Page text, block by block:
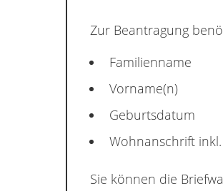
Zur Beantragung
Familienname
Vorname(n)
Geburtsdatum
Wohnanschrift
Sie können die